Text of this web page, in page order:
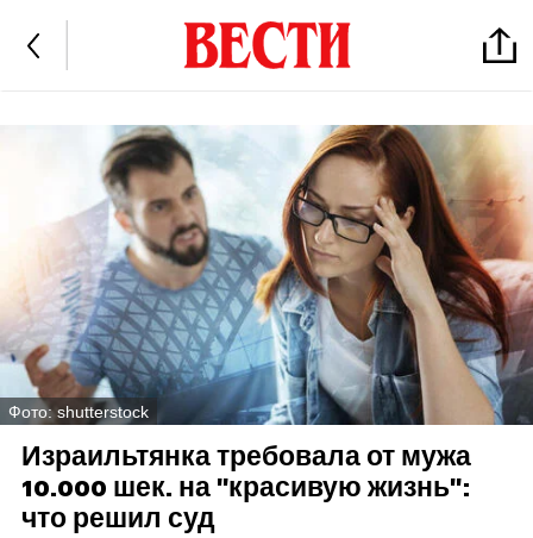
Фото: shutterstock
Израильтянка требовала от мужа
10.000 шек. на "красивую жизнь":
что решил суд